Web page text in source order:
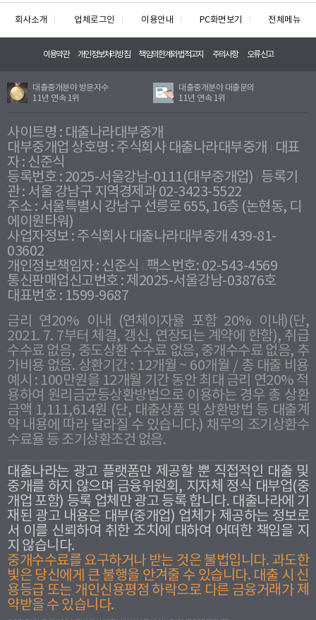
회사소개 업체로그인 이용안내 PC화면보기 전체메뉴
이용약관 개인정보처리방침 책임의한계와법적고지 주의사항 오류신고
대출중개분야 방문자수
11년 연속 1위
대출중개분야 대출문의
11년 연속 1위
사이트명 : 대출나라대부중개
대부중개업 상호명 : 주식회사 대출나라대부중개
대표
자 : 신준식
등록번호 : 2025-서울강남-0111(대부중개업) 등록기
관 : 서울 강남구 지역경제과 02-3423-5522
주소 : 서울특별시 강남구 선릉로 655, 16층 (논현동, 디
에이원타워)
사업자정보 : 주식회사 대출나라대부중개 439-81-
03602
개인정보책임자 : 신준식
팩스번호: 02-543-4569
통신판매업신고번호 : 제2025-서울강남-03876호
대표번호 : 1599-9687
금리 연20% 이내 (연체이자율 포함 20% 이내)(단,
2021. 7. 7부터 체결, 갱신, 연장되는 계약에 한함), 취급
수수료 없음, 중도상환 수수료 없음, 중개수수료 없음, 추
가비용 없음. 상환기간 : 12개월 ~ 60개월 / 총 대출 비용
예시 : 100만원을 12개월 기간 동안 최대 금리 연20% 적
용하여 원리금균등상환방법으로 이용하는 경우 총 상환
금액 1,111,614원 (단, 대출상품 및 상환방법 등 대출계
약 내용에 따라 달라질 수 있습니다.) 채무의 조기상환수
수료율 등 조기상환조건 없음.
대출나라는 광고 플랫폼만 제공할 뿐 직접적인 대출 및
중개를 하지 않으며 금융위원회, 지자체 정식 대부업(중
개업 포함) 등록 업체만 광고 등록 합니다. 대출나라에 기
재된 광고 내용은 대부(중개업) 업체가 제공하는 정보로
서 이를 신뢰하여 취한 조치에 대하여 어떠한 책임을 지
지 않습니다.
중개수수료를 요구하거나 받는 것은 불법입니다. 과도한
빛은 당신에게 큰 불행을 안겨줄 수 있습니다. 대출 시 신
용등급 또는 개인신용평점 하락으로 다른 금융거래가 제
약받을 수 있습니다.